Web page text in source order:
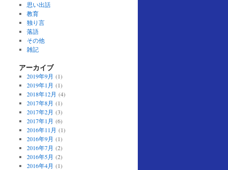
思い出話
教育
独り言
落語
その他
雑記
アーカイブ
2019年9月 (1)
2019年1月 (1)
2018年12月 (4)
2017年8月 (1)
2017年2月 (3)
2017年1月 (6)
2016年11月 (1)
2016年9月 (1)
2016年7月 (2)
2016年5月 (2)
2016年4月 (1)